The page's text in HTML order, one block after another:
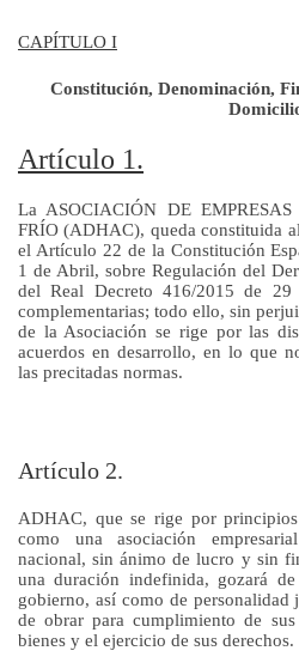
CAPÍTULO I
Constitución, Denominación,
Artículo 1.
La ASOCIACIÓN DE
FRÍO (ADHAC), queda constituida
el Artículo 22 de la Constitución
1 de Abril, sobre Regulación del
del Real Decreto 416/2015 de
complementarias; todo ello, sin
de la Asociación se rige por las
acuerdos en desarrollo, en lo que
las precitadas normas.
Artículo 2.
ADHAC, que se rige por
como una asociación
nacional, sin ánimo de lucro y sin
una duración indefinida, gozará
gobierno, así como de
de obrar para cumplimiento de
bienes y el ejercicio de sus derechos.